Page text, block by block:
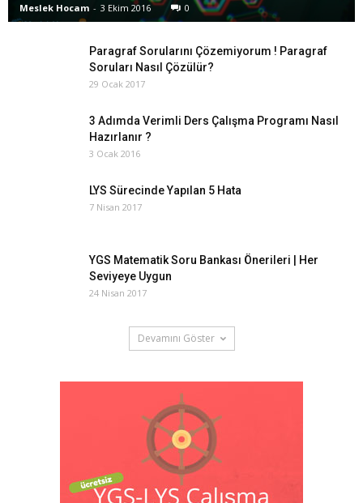
Meslek Hocam - 3 Ekim 2016 0
Paragraf Sorularını Çözemiyorum ! Paragraf
Soruları Nasıl Çözülür?
29 Ocak 2017
3 Adımda Verimli Ders Çalışma Programı Nasıl
Hazırlanır ?
3 Ocak 2016
LYS Sürecinde Yapılan 5 Hata
7 Nisan 2017
YGS Matematik Soru Bankası Önerileri | Her
Seviyeye Uygun
24 Nisan 2017
Devamını Göster